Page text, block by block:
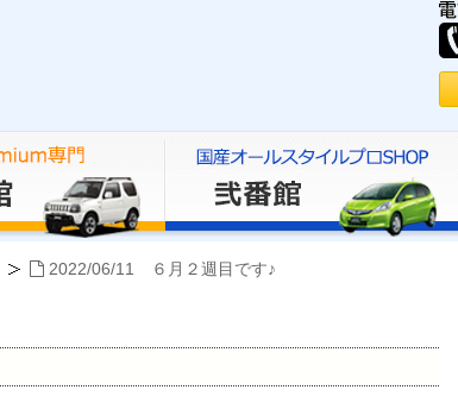
2022/06/11 ６月２週目です♪